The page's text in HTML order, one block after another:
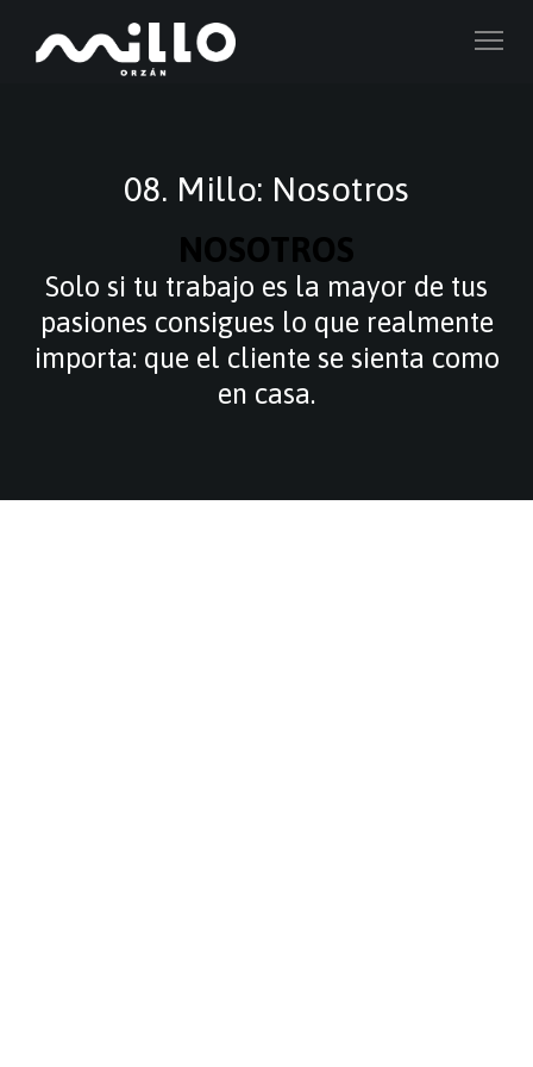
08. Millo: Nosotros
NOSOTROS
Solo si tu trabajo es la mayor de tus
pasiones consigues lo que realmente
importa: que el cliente se sienta como
en casa.